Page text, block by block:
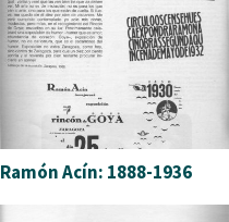
Ramón Acín: 1888-1936